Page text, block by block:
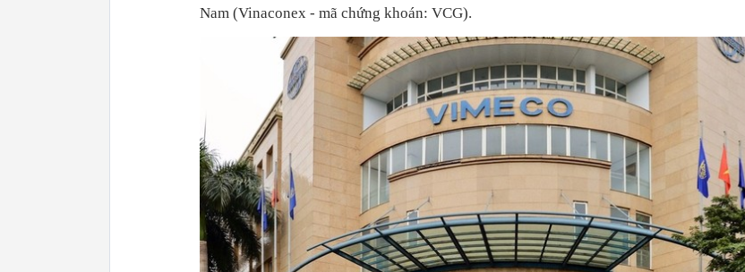
Nam (Vinaconex - mã chứng khoán: VCG).